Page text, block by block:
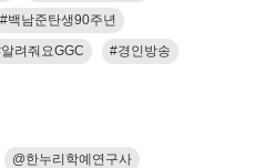
백남준탄생90주년
알려줘요GGC 경인방송
한누리학예연구사